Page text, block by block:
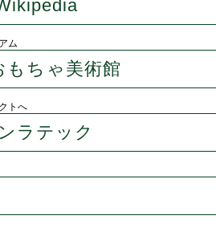
ム
もちゃ美術館
トへ
ラテック